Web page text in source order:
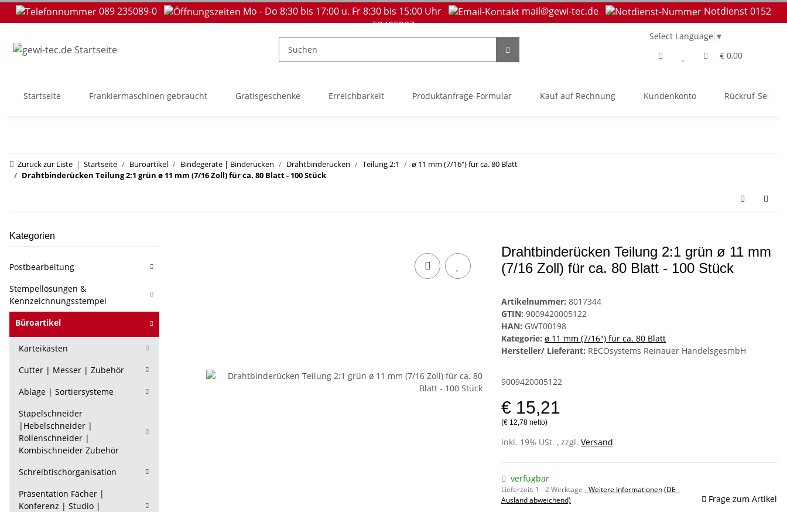
089 235089-0 Mo - Do 8:30 bis 17:00 u. Fr 8:30 bis 15:00 Uhr mail@gewi-tec.de
Notdienst 0152
53405237
Select Language ▼
€ 0,00
Startseite Frankiermaschinen gebraucht Gratisgeschenke Erreichbarkeit Produktanfrage-Formular Kauf auf Rechnung Kundenkonto Rückruf-Service
Zurück zur Liste Startseite Büroartikel Bindegeräte | Binderücken Drahtbinderücken Teilung 2:1
ø 11 mm (7/16") für ca. 80 Blatt
Drahtbinderücken Teilung 2:1 grün ø 11 mm (7/16 Zoll) für ca. 80 Blatt - 100 Stück
Drahtbinderücken Teilung 2:1 grün ø 11 mm
(7/16 Zoll) für ca. 80 Blatt - 100 Stück
Artikelnummer: 8017344
GTIN: 9009420005122
HAN: GWT00198
Kategorie: ø 11 mm (7/16") für ca. 80 Blatt
Hersteller/ Lieferant: RECOsystems Reinauer HandelsgesmbH
9009420005122
€ 15,21
(€ 12,78 netto)
inkl. 19% USt. , zzgl. Versand
verfügbar
Lieferzeit: 1 - 2 Werktage - Weitere Informationen(DE -
Ausland abweichend)
Frage zum Artikel
Kategorien
Postbearbeitung
Stempellösungen &
Kennzeichnungsstempel
Büroartikel
Karteikästen
Cutter | Messer | Zubehör
Ablage | Sortiersysteme
Stapelschneider
|Hebelschneider |
Rollenschneider |
Kombischneider Zubehör
Schreibtischorganisation
Präsentation Fächer |
Konferenz | Studio |